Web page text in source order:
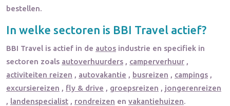
bestellen.
In welke sectoren is BBI Travel actief?
BBI Travel is actief in de autos industrie en specifiek in
sectoren zoals autoverhuurders , camperverhuur ,
activiteiten reizen , autovakantie , busreizen , campings ,
excursiereizen , fly & drive , groepsreizen , jongerenreizen
, landenspecialist , rondreizen en vakantiehuizen.